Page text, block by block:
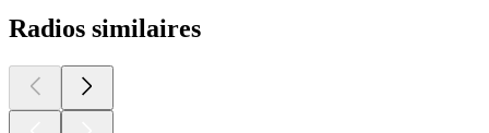
Radios similaires